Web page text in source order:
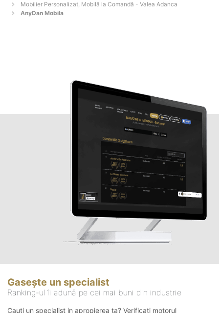
Mobilier Personalizat, Mobilă la Comandă - Valea Adanca
AnyDan Mobila
Gasește un specialist
Ranking-ul îi adună pe cei mai buni din industrie
Cauți un specialist in apropierea ta? Verificați motorul